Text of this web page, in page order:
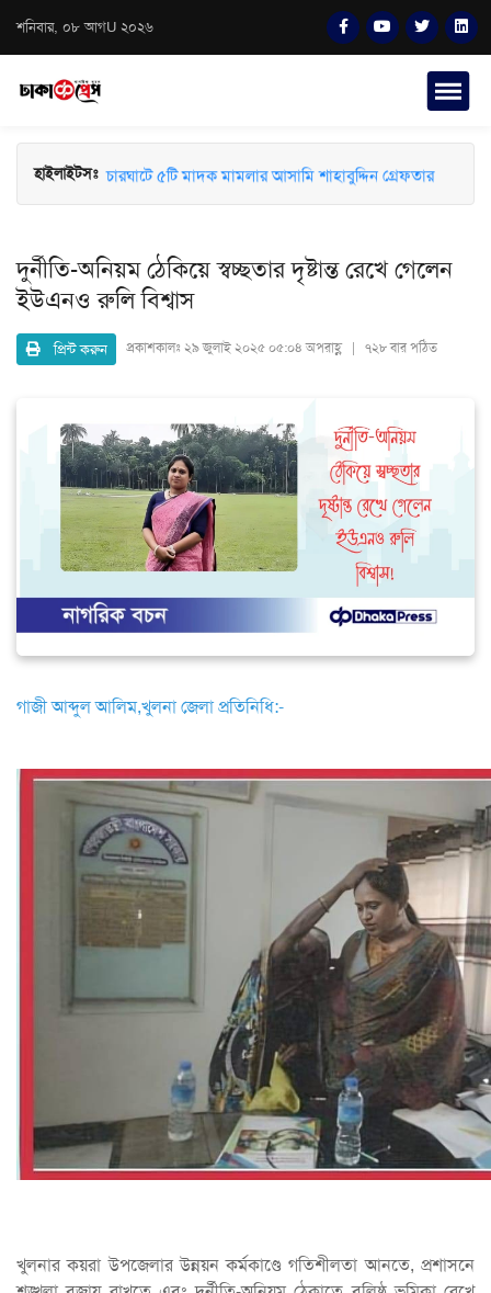
শনিবার, ০৮ আগU ২০২৬
হাইলাইটসঃ চারঘাটে ৫টি মাদক মামলার আসামি শাহাবুদ্দিন গ্রেফতার
দুর্নীতি-অনিয়ম ঠেকিয়ে স্বচ্ছতার দৃষ্টান্ত রেখে গেলেন
ইউএনও রুলি বিশ্বাস
প্রিন্ট করুন প্রকাশকালঃ ২৯ জুলাই ২০২৫ ০৫:০৪ অপরাহ্ণ | ৭২৮ বার পঠিত
গাজী আব্দুল আলিম,খুলনা জেলা প্রতিনিধি:-
খুলনার কয়রা উপজেলার উন্নয়ন কর্মকাণ্ডে গতিশীলতা আনতে, প্রশাসনে